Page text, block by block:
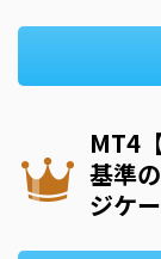
MT4
基準
ジケ